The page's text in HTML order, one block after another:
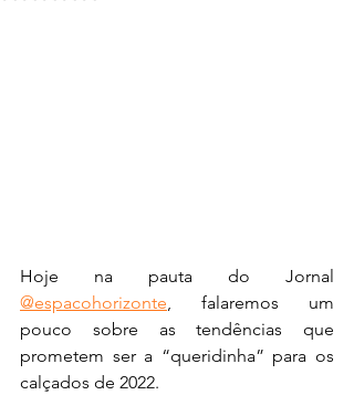
@espacohorizonte, falaremos um
pouco sobre as tendências que
prometem ser a “queridinha” para os
calçados de 2022.